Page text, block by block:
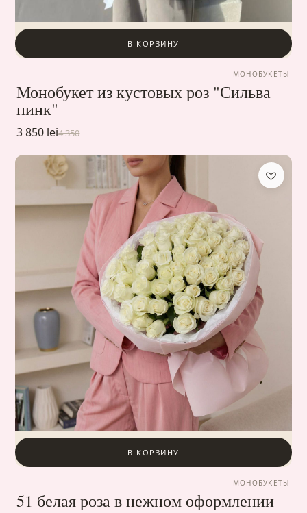
В КОРЗИНУ
МОНОБУКЕТЫ
Монобукет из кустовых роз "Сильва
пинк"
3 850 lei4 350
В КОРЗИНУ
МОНОБУКЕТЫ
51 белая роза в нежном оформлении